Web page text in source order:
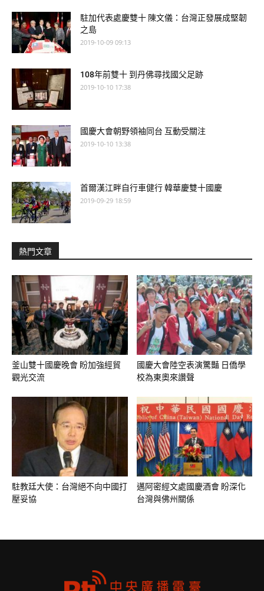
駐加代表處慶雙十 陳文儀：台灣正發展成堅韌
之島
2019-10-09 09:13
108年前雙十 到丹佛尋找國父足跡
2019-10-10 17:38
國慶大會朝野領袖同台 互動受關注
2019-10-10 13:38
首爾漢江畔自行車健行 韓華慶雙十國慶
2019-09-29 18:59
熱門文章
釜山雙十國慶晚會 盼加強經貿
觀光交流
國慶大會陸空表演驚豔 日僑學
校為東奧來讚聲
駐教廷大使：台灣絕不向中國打
壓妥協
邁阿密經文處國慶酒會 盼深化
台灣與佛州關係